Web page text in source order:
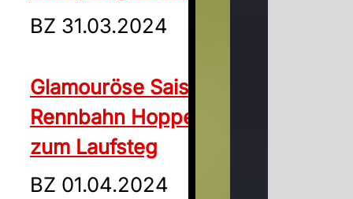
BZ 31.03.2024
Glamouröse Saison-Eröffnung |
Rennbahn Hoppegarten wird
zum Laufsteg
BZ 01.04.2024